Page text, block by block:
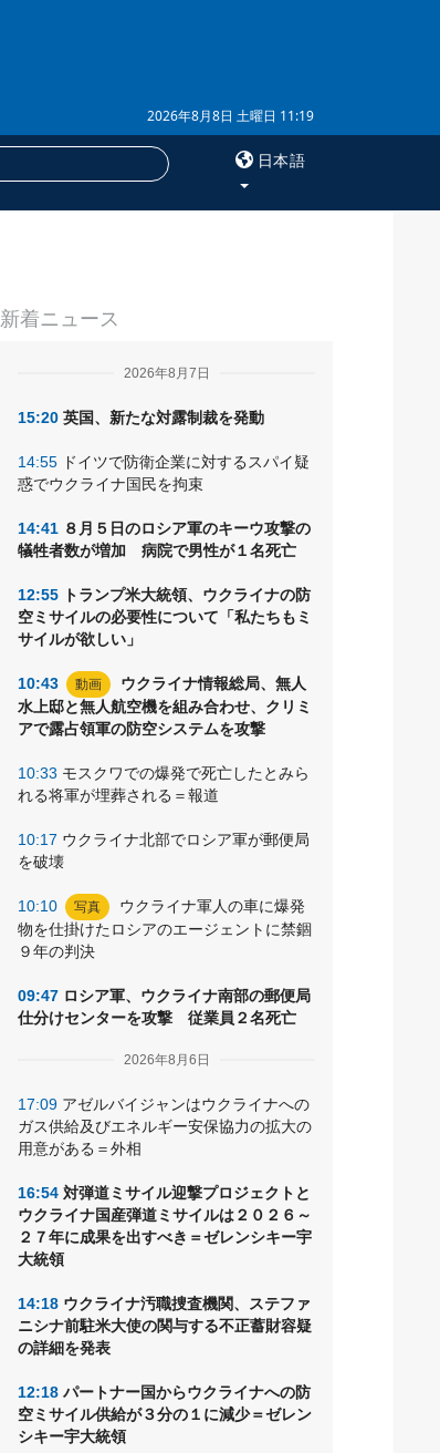
2026年8月8日 土曜日 11:19
日本語
購読
新着ニュース
2026年8月7日
15:20 英国、新たな対露制裁を発動
14:55 ドイツで防衛企業に対するスパイ疑
惑でウクライナ国民を拘束
14:41 ８月５日のロシア軍のキーウ攻撃の
犠牲者数が増加 病院で男性が１名死亡
12:55 トランプ米大統領、ウクライナの防
空ミサイルの必要性について「私たちもミ
サイルが欲しい」
10:43 動画
ウクライナ情報総局、無人
水上邸と無人航空機を組み合わせ、クリミ
アで露占領軍の防空システムを攻撃
10:33 モスクワでの爆発で死亡したとみら
れる将軍が埋葬される＝報道
10:17 ウクライナ北部でロシア軍が郵便局
を破壊
10:10 写真
ウクライナ軍人の車に爆発
物を仕掛けたロシアのエージェントに禁錮
９年の判決
09:47 ロシア軍、ウクライナ南部の郵便局
仕分けセンターを攻撃 従業員２名死亡
2026年8月6日
17:09 アゼルバイジャンはウクライナへの
ガス供給及びエネルギー安保協力の拡大の
用意がある＝外相
16:54 対弾道ミサイル迎撃プロジェクトと
ウクライナ国産弾道ミサイルは２０２６～
２７年に成果を出すべき＝ゼレンシキー宇
大統領
14:18 ウクライナ汚職捜査機関、ステファ
ニシナ前駐米大使の関与する不正蓄財容疑
の詳細を発表
12:18 パートナー国からウクライナへの防
空ミサイル供給が３分の１に減少＝ゼレン
シキー宇大統領